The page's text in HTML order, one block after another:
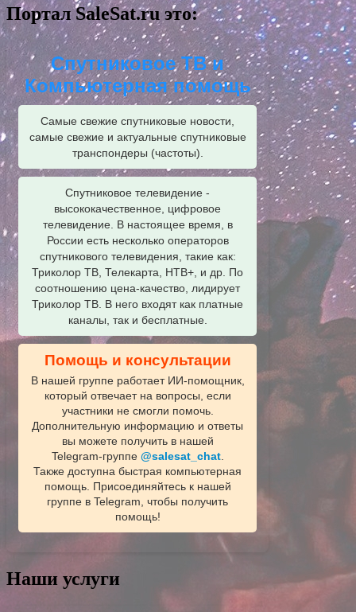
Портал SaleSat.ru это:
Спутниковое ТВ и
Компьютерная помощь
Самые свежие спутниковые новости,
самые свежие и актуальные спутниковые
транспондеры (частоты).
Спутниковое телевидение -
высококачественное, цифровое
телевидение. В настоящее время, в
России есть несколько операторов
спутникового телевидения, такие как:
Триколор ТВ, Телекарта, НТВ+, и др. По
соотношению цена-качество, лидирует
Триколор ТВ. В него входят как платные
каналы, так и бесплатные.
Помощь и консультации
В нашей группе работает ИИ‑помощник,
который отвечает на вопросы, если
участники не смогли помочь.
Дополнительную информацию и ответы
вы можете получить в нашей
Telegram‑группе @salesat_chat.
Также доступна быстрая компьютерная
помощь. Присоединяйтесь к нашей
группе в Telegram, чтобы получить
помощь!
Наши услуги